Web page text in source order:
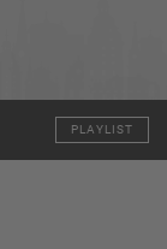
PLAYLIST